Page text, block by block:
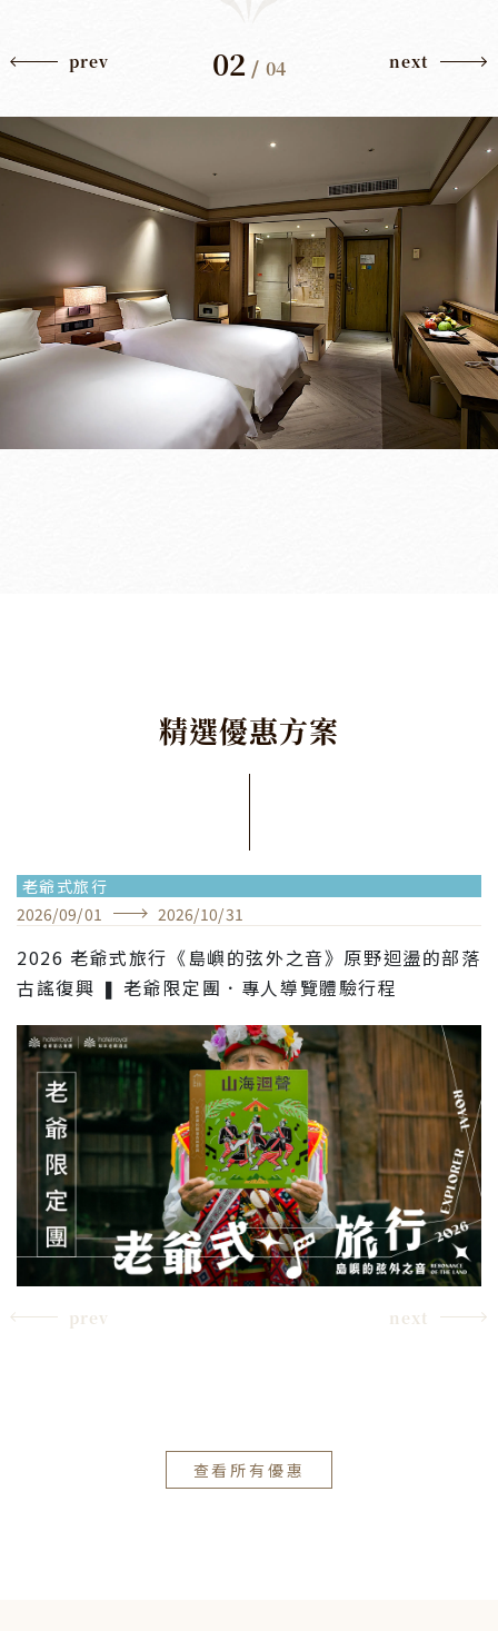
prev 02 /04 next
精選優惠方案
老爺式旅行
2026/09/01 2026/10/31
2026 老爺式旅行《島嶼的弦外之音》原野迴盪的部落
古謠復興 ❚ 老爺限定團．專人導覽體驗行程
prev next
查看所有優惠